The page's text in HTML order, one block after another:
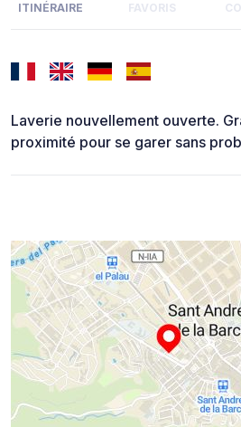
ITINÉRAIRE FAVORIS
Laverie nouvellement ouverte.
proximité pour se garer sans